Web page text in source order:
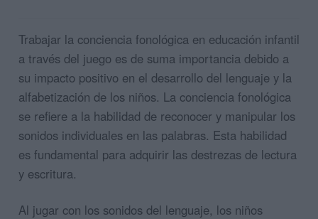
Trabajar la conciencia fonológica en educación infantil
a través del juego es de suma importancia debido a
su impacto positivo en el desarrollo del lenguaje y la
alfabetización de los niños. La conciencia fonológica
se refiere a la habilidad de reconocer y manipular los
sonidos individuales en las palabras. Esta habilidad
es fundamental para adquirir las destrezas de lectura
y escritura.
Al jugar con los sonidos del lenguaje, los niños